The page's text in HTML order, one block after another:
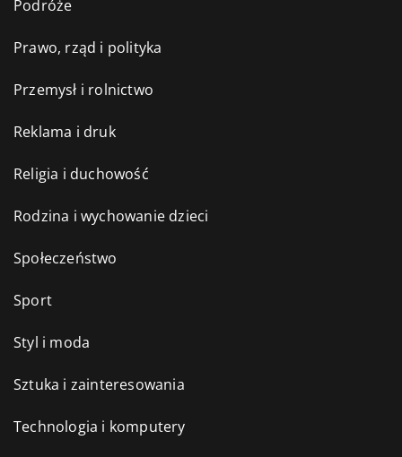
Podróże
Prawo, rząd i polityka
Przemysł i rolnictwo
Reklama i druk
Religia i duchowość
Rodzina i wychowanie dzieci
Społeczeństwo
Sport
Styl i moda
Sztuka i zainteresowania
Technologia i komputery